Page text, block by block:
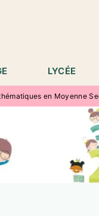
LYCÉE
en Moyenne